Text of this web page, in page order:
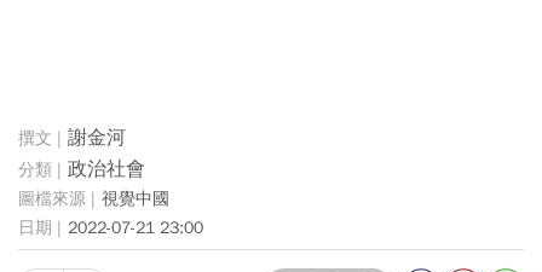
謝金河
政治社會
視覺中國
2022-07-21 23:00